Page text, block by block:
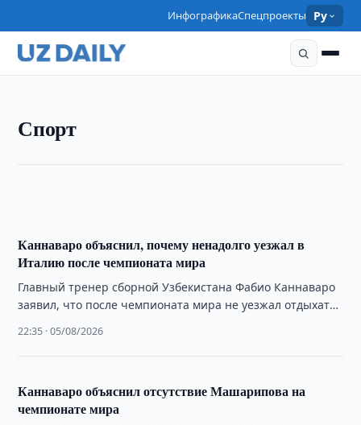
ИнфографикаСпецпроекты Ру
Спорт
Жавохир Синдаров стал вторым в рапиде на
турнире в Сент-Луисе
Каннаваро объяснил, почему ненадолго уезжал в
Италию после чемпионата мира
Главный тренер сборной Узбекистана Фабио Каннаваро
заявил, что после чемпионата мира не уезжал отдыхать,
22:35 · 05/08/2026
Каннаваро объяснил отсутствие Машарипова на
чемпионате мира